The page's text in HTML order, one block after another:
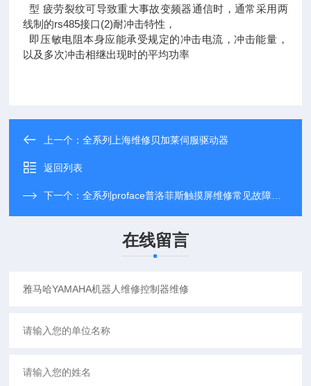
型 疲劳裂纹可导致重大事故变频器通信时，通常采用两
线制的rs485接口(2)耐冲击特性，
即压敏电阻本身应能承受规定的冲击电流，冲击能量，
以及多次冲击相继出现时的平均功率
上一个：全系列上海维修贝加莱伺服驱动器
返回列表
下一个：全系列proface普洛菲斯触摸屏维修常见故障维修
在线留言